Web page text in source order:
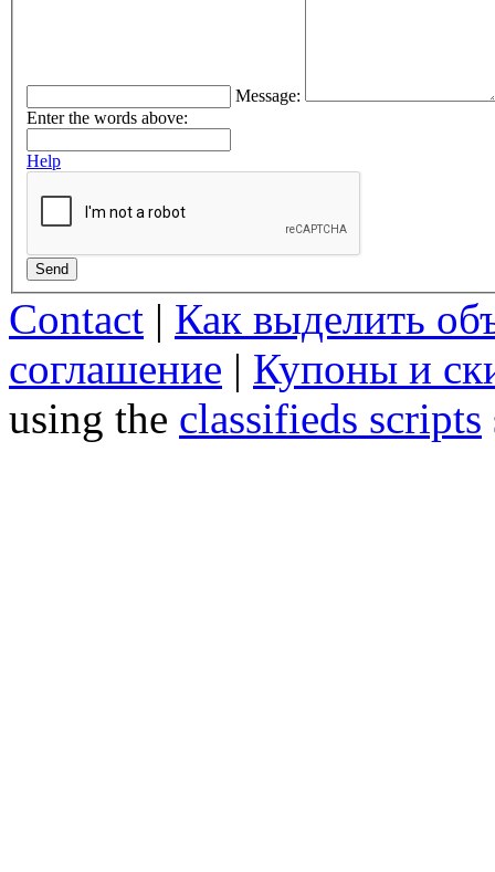
Message:
Enter the words above:
Help
Send
Contact | Как выделить
соглашение | Купоны и
using the classifieds scripts